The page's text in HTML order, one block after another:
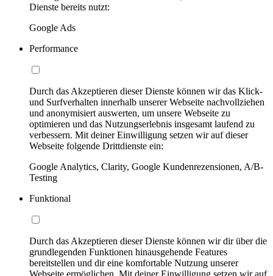
Dienste bereits nutzt:
Google Ads
Performance
Durch das Akzeptieren dieser Dienste können wir das Klick-
und Surfverhalten innerhalb unserer Webseite nachvollziehen
und anonymisiert auswerten, um unsere Webseite zu
optimieren und das Nutzungserlebnis insgesamt laufend zu
verbessern. Mit deiner Einwilligung setzen wir auf dieser
Webseite folgende Drittdienste ein:
Google Analytics, Clarity, Google Kundenrezensionen, A/B-
Testing
Funktional
Durch das Akzeptieren dieser Dienste können wir dir über die
grundlegenden Funktionen hinausgehende Features
bereitstellen und dir eine komfortable Nutzung unserer